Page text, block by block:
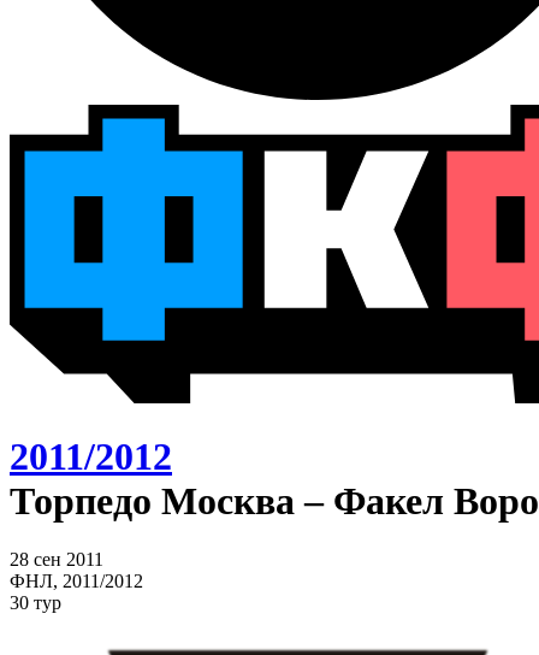
2011/2012
Торпедо Москва – Факел
28 сен 2011
ФНЛ, 2011/2012
30 тур